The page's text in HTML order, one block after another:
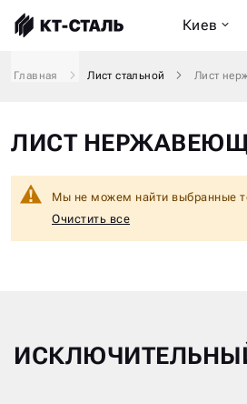
Киев
Главная Лист стальной Лист
ЛИСТ
Мы не можем найти выбранные
Очистить все